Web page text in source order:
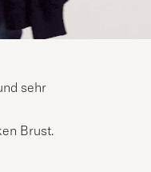
sehr
Brust.